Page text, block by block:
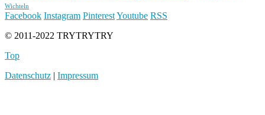
Wichteln
Facebook Instagram PinterestYoutube RSS
© 2011-2022 TRYTRYTRY
Top
Datenschutz | Impressum